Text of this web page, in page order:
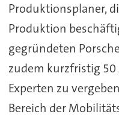
Produktionsplaner,
Produktion
gegründeten
zudem kurzfristig
Experten zu
Bereich der